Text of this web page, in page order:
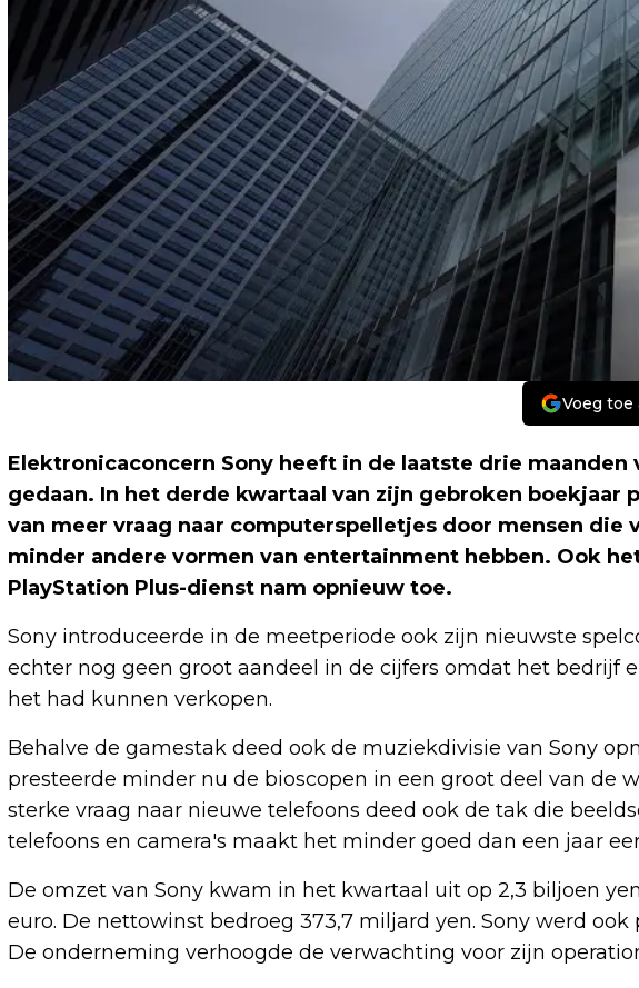
Voeg toe
Elektronicaconcern Sony heeft in de laatste drie maanden
gedaan. In het derde kwartaal van zijn gebroken boekjaar
van meer vraag naar computerspelletjes door mensen die
minder andere vormen van entertainment hebben. Ook
PlayStation Plus-dienst nam opnieuw toe.
Sony introduceerde in de meetperiode ook zijn nieuwste
echter nog geen groot aandeel in de cijfers omdat het bedrijf
het had kunnen verkopen.
Behalve de gamestak deed ook de muziekdivisie van Sony
presteerde minder nu de bioscopen in een groot deel van de
sterke vraag naar nieuwe telefoons deed ook de tak die
telefoons en camera's maakt het minder goed dan een jaar
De omzet van Sony kwam in het kwartaal uit op 2,3 biljoen
euro. De nettowinst bedroeg 373,7 miljard yen. Sony werd
De onderneming verhoogde de verwachting voor zijn